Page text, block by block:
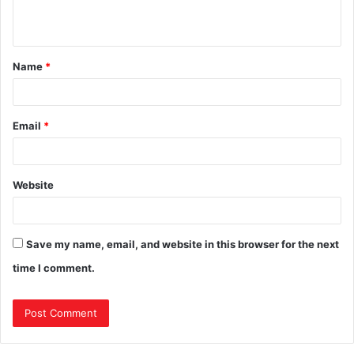
Name *
Email *
Website
Save my name, email, and website in this browser for the next
time I comment.